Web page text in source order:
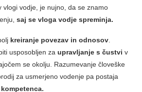
vlogi vodje, je nujno, da se znamo
saj se vloga vodje spreminja.
kreiranje povezav in odnosov
usposobljen za upravljanje s čustvi v
se okolju. Razumevanje človeške
za usmerjeno vodenje pa postaja